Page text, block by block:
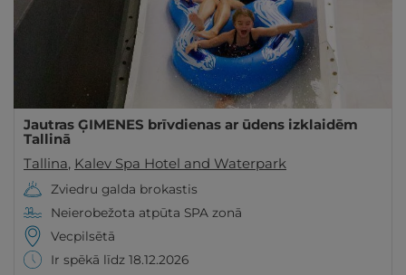
Jautras ĢIMENES brīvdienas ar ūdens izklaidēm
Tallinā
Tallina, Kalev Spa Hotel and Waterpark
Zviedru galda brokastis
Neierobežota atpūta SPA zonā
Vecpilsētā
Ir spēkā līdz 18.12.2026